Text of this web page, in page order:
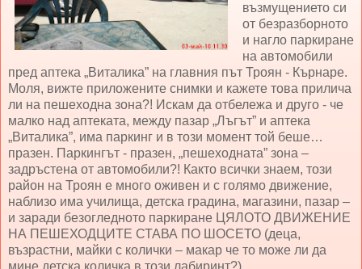
възмущението си
от безразборното
и нагло паркиране
на автомобили
пред аптека „Виталика” на главния път Троян - Кърнаре.
Моля, вижте приложените снимки и кажете това прилича
ли на пешеходна зона?! Искам да отбележа и друго - че
малко над аптеката, между пазар „Лъгът” и аптека
„Виталика”, има паркинг и в този момент той беше…
празен. Паркингът - празен, „пешеходната” зона –
задръстена от автомобили?! Както всички знаем, този
район на Троян е много оживен и с голямо движение,
наблизо има училища, детска градина, магазини, пазар –
и заради безогледното паркиране ЦЯЛОТО ДВИЖЕНИЕ
НА ПЕШЕХОДЦИТЕ СТАВА ПО ШОСЕТО (деца,
възрастни, майки с колички – макар че то може ли да